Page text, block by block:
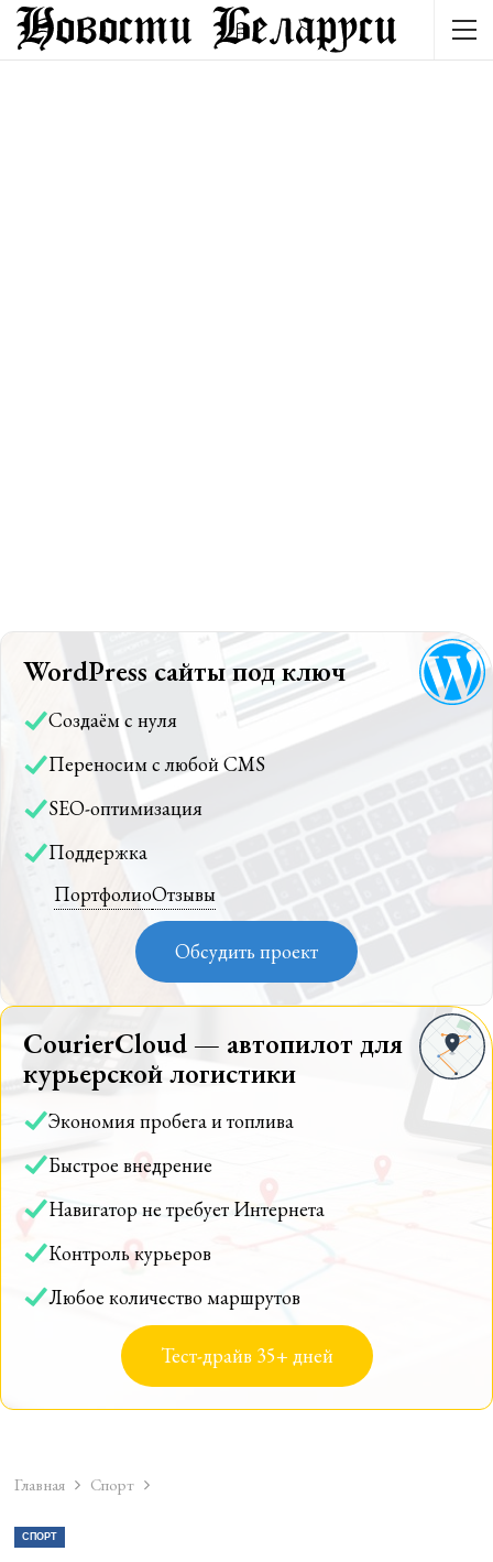
WordPress сайты под ключ
Создаём с нуля
Переносим с любой CMS
SEO-оптимизация
Поддержка
ПортфолиоОтзывы
Обсудить проект
CourierCloud — автопилот для
курьерской логистики
Экономия пробега и топлива
Быстрое внедрение
Навигатор не требует Интернета
Контроль курьеров
Любое количество маршрутов
Тест-драйв 35+ дней
Главная Спорт
СПОРТ